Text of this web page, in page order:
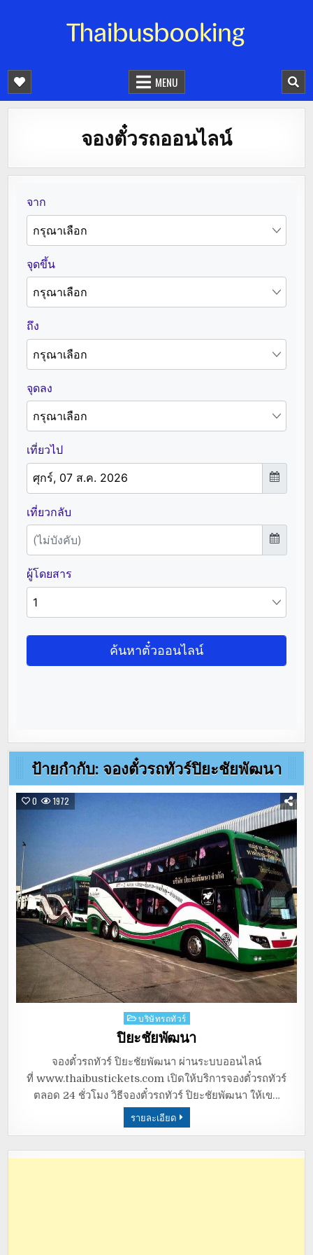
จองตั๋วรถออนไลน์ 24 ชั่วโมง
MENU
จองตั๋วรถออนไลน์
ป้ายกำกับ: จองตั๋วรถทัวร์ปิยะชัยพัฒนา
0 1972
Posted
in
บริษัทรถทัวร์
ปิยะชัยพัฒนา
จองตั๋วรถทัวร์ ปิยะชัยพัฒนา ผ่านระบบออนไลน์
ที่ www.thaibustickets.com เปิดให้บริการจองตั๋วรถทัวร์
ตลอด 24 ชั่วโมง วิธีจองตั๋วรถทัวร์ ปิยะชัยพัฒนา ให้เข…
รายละเอียด